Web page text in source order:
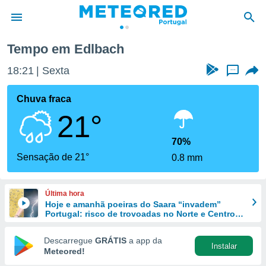
da
foi
fornecidas
a este
das
e
forma
digital
Tempo em Edlbach
18:21 Sexta ...
Chuva fraca
21°
Sensação de 21°
70%
0.8 mm
Última hora
Hoje e amanhã poeiras do Saara “invadem”
Portugal: risco de trovoadas no Norte e Centro
Descarregue GRÁTIS a app da
Meteored!
Instalar